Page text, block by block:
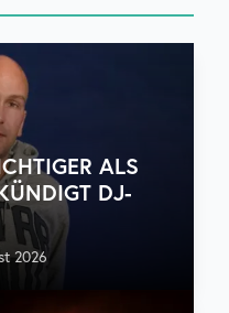
ALS
DJ-
2026